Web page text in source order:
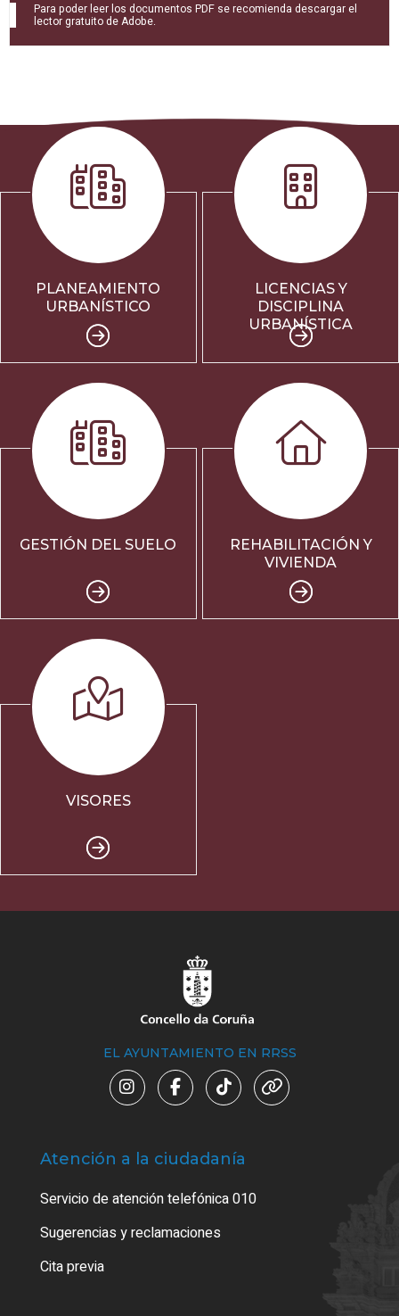
Para poder leer los documentos PDF se recomienda descargar el
lector gratuito de Adobe.
PLANEAMIENTO
URBANÍSTICO
LICENCIAS Y
DISCIPLINA
URBANÍSTICA
GESTIÓN DEL SUELO
REHABILITACIÓN Y
VIVIENDA
VISORES
EL AYUNTAMIENTO EN RRSS
Atención a la ciudadanía
Servicio de atención telefónica 010
Sugerencias y reclamaciones
Cita previa